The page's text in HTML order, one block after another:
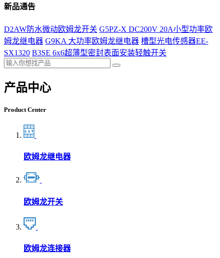
新品通告
D2AW防水微动欧姆龙开关 G5PZ-X DC200V 20A小型功率欧
姆龙继电器 G9KA 大功率欧姆龙继电器 槽型光电传感器EE-
SX1320 B3SE 6x6超薄型密封表面安装轻触开关
产品中心
Product Center
欧姆龙继电器
欧姆龙开关
欧姆龙连接器